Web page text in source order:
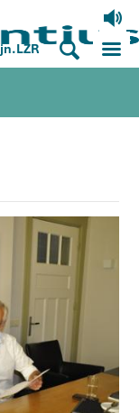
V
S M